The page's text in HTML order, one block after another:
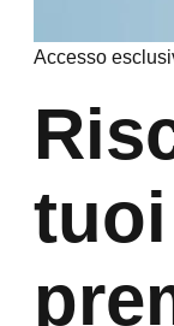
Accesso
tuoi